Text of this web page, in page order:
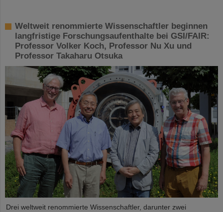
Weltweit renommierte Wissenschaftler beginnen
langfristige Forschungsaufenthalte bei GSI/FAIR:
Professor Volker Koch, Professor Nu Xu und
Professor Takaharu Otsuka
Drei weltweit renommierte Wissenschaftler, darunter zwei